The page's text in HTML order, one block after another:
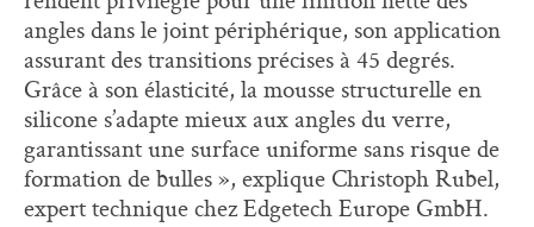
angles dans le joint périphérique, son application
assurant des transitions précises à 45 degrés.
Grâce à son élasticité, la mousse structurelle en
silicone s’adapte mieux aux angles du verre,
garantissant une surface uniforme sans risque de
formation de bulles », explique Christoph Rubel,
expert technique chez Edgetech Europe GmbH.